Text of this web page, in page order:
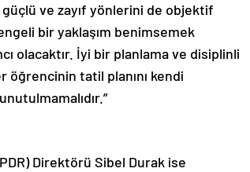
ve zayıf yönlerini de objektif
bir yaklaşım benimsemek
olacaktır. İyi bir planlama ve disiplinli
öğrencinin tatil planını kendi
Direktörü Sibel Durak ise